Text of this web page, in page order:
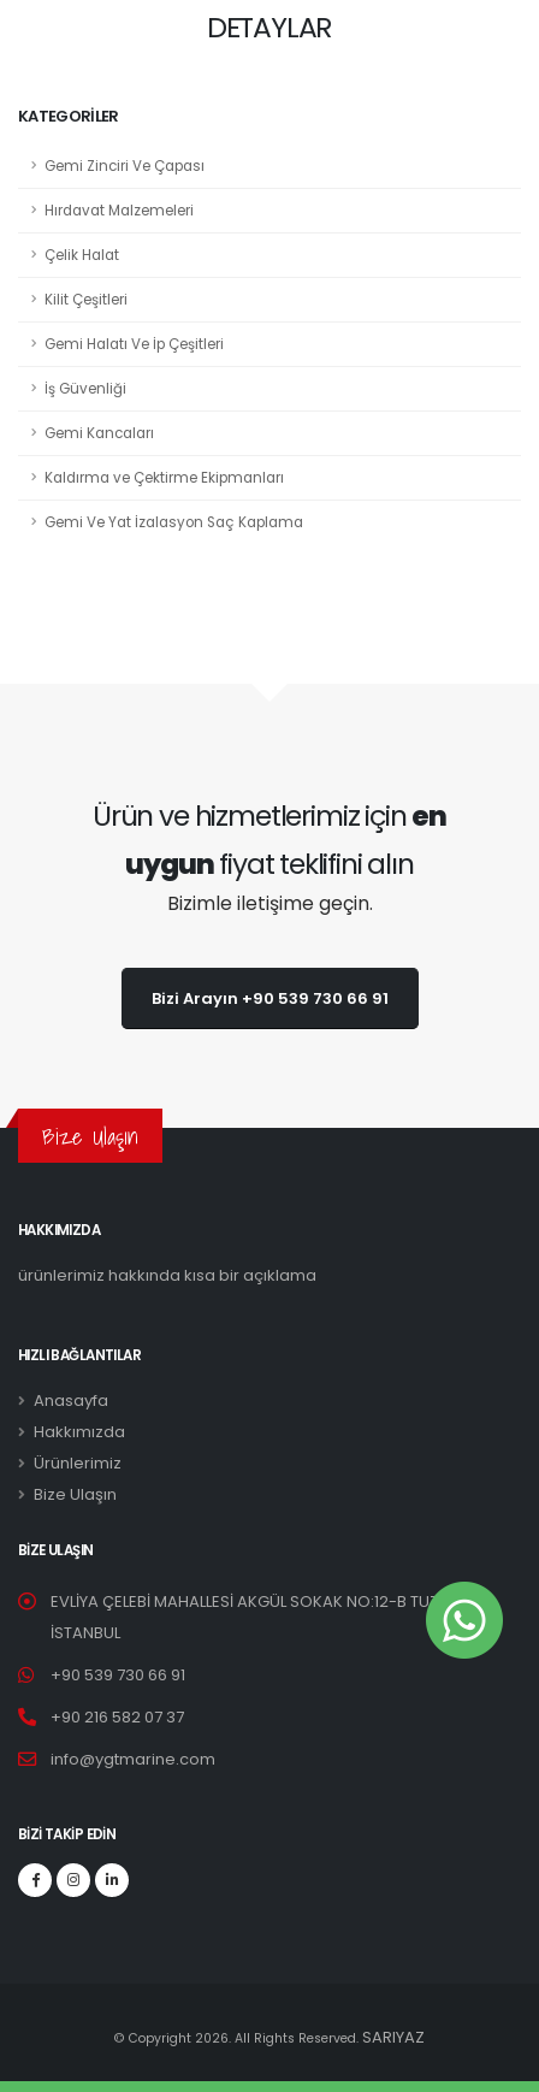
KATEGORILER
Gemi Zinciri Ve Çapası
Hırdavat Malzemeleri
Çelik Halat
Kilit Çeşitleri
Gemi Halatı Ve İp Çeşitleri
İş Güvenliği
Gemi Kancaları
Kaldırma ve Çektirme Ekipmanları
Gemi Ve Yat İzalasyon Saç Kaplama
DETAYLAR
Ürün ve hizmetlerimiz içinen
uygunfiyat teklifini alın
Bizimle iletişime geçin.
Bizi Arayın +90 539 730 66 91
Bize Ulaşın
HAKKIMIZDA
ürünlerimiz hakkında kısa bir açıklama
HIZLI BAĞLANTILAR
Anasayfa
Hakkımızda
Ürünlerimiz
Bize Ulaşın
BIZE ULAŞIN
EVLİYA ÇELEBİ MAHALLESİ AKGÜL SOKAK NO:12-B TUZLA /
İSTANBUL
+90 539 730 66 91
+90 216 582 07 37
info@ygtmarine.com
BIZI TAKIP EDIN
© Copyright 2026. All Rights Reserved. SARIYAZ